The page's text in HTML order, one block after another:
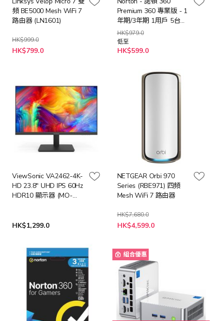
頻 BE5000 Mesh WiFi 7
路由器 (LN1601)
HK$999.0
特
殊
HK$799.0
Premium 360 專業版 - 1
年期/3年期 1用戶 5台裝
置 (實體卡版)
HK$979.0
低至
HK$599.0
ViewSonic VA2462-4K-
HD 23.8" UHD IPS 60Hz
HDR10 顯示器 (MO-
HK$1,299.0
NETGEAR Orbi 970
Series (RBE971) 四頻
Mesh WiFi 7 路由器
HK$7,680.0
特
殊
HK$4,599.0
組合優惠